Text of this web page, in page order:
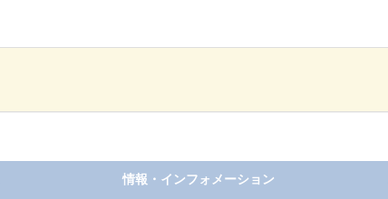
情報・インフォメーション